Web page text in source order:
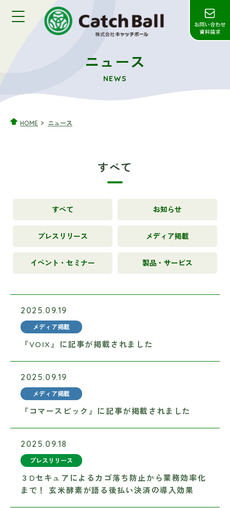
ニュース
NEWS
HOME ニュース
すべて
すべて お知らせ
プレスリリース メディア掲載
イベント・セミナー 製品・サービス
2025.09.19
メディア掲載
『VOIX』に記事が掲載されました
2025.09.19
メディア掲載
『コマースピック』に記事が掲載されました
2025.09.18
プレスリリース
３Dセキュアによるカゴ落ち防止から業務効率化
まで！ 玄米酵素が語る後払い決済の導入効果